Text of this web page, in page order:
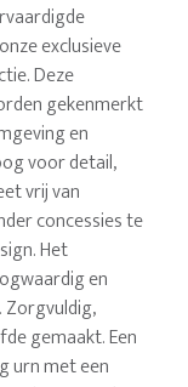
exclusieve
Deze
gekenmerkt
en
voor detail,
vrij van
concessies te
Het
en
Zorgvuldig,
gemaakt. Een
urn met een